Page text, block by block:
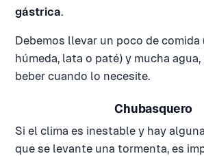
gástrica.
Debemos llevar un poco de
húmeda, lata o paté) y mucha
beber cuando lo necesite.
Chubasquero
Si el clima es inestable y hay
que se levante una tormenta, es